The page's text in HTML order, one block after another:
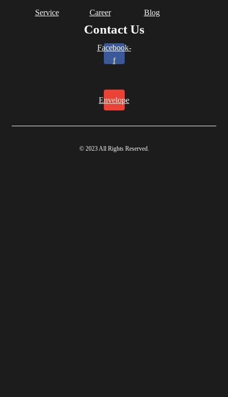
Service Career Blog
Contact Us
Facebook-
f
Envelope
© 2023 All Rights Reserved.